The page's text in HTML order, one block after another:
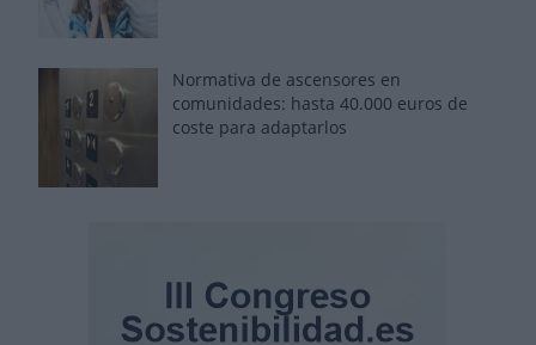
Normativa de ascensores en
comunidades: hasta 40.000 euros de
coste para adaptarlos